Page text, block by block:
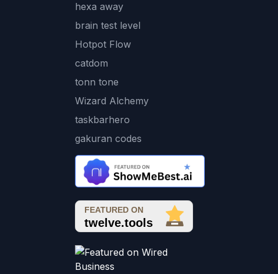
hexa away
brain test level
Hotpot Flow
catdom
tonn tone
Wizard Alchemy
taskbarhero
gakuran codes